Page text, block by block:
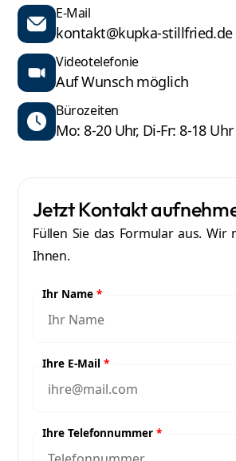
E-Mail
kontakt@kupka-stillfried.de
Videotelefonie
Auf Wunsch möglich
Bürozeiten
Mo: 8-20 Uhr, Di-Fr: 8-18 Uhr
Jetzt Kontakt
Füllen Sie das Formular aus. Wir
Ihnen.
Ihr Name*
Ihre E-Mail*
Ihre Telefonnummer*